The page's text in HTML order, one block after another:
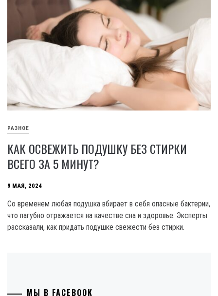
РАЗНОЕ
КАК ОСВЕЖИТЬ ПОДУШКУ БЕЗ СТИРКИ
ВСЕГО ЗА 5 МИНУТ?
9 МАЯ, 2024
Со временем любая подушка вбирает в себя опасные бактерии,
что пагубно отражается на качестве сна и здоровье. Эксперты
рассказали, как придать подушке свежести без стирки.
МЫ В FACEBOOK